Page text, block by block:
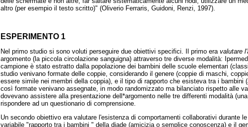
altro (per esempio il testo scritto)" (Oliverio Ferraris, Guidoni, Renzi, 1997).
ESPERIMENTO 1
Nel primo studio si sono voluti perseguire due obiettivi specifici. Il primo era valutare
argomento (la piccola circolazione sanguigna) attraverso tre diverse modalità:
campione è stato estratto dalla popolazione dei bambini delle scuole elementari
studio venivano formate delle coppie, considerando il genere (coppie di maschi,
essere simile nei membri della coppia), e il tipo di rapporto che esisteva tra i
così formate venivano assegnate, in modo randomizzato ma bilanciato rispetto alle
dovevano assistere alla presentazione dell*argomento nelle tre differenti modalità
rispondere ad un questionario di comprensione.
Un secondo obiettivo era valutare l'esistenza di comportamenti collaborativi durante
variabile "rapporto tra i bambini " della diade (amicizia o semplice conoscenza) e il